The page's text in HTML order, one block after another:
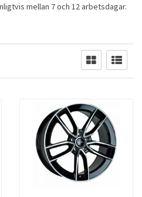
mellan 7 och 12 arbetsdagar.